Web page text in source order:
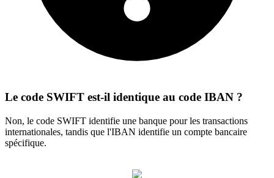
Le code SWIFT est-il identique au code IBAN ?
Non, le code SWIFT identifie une banque pour les transactions
internationales, tandis que l'IBAN identifie un compte bancaire
spécifique.